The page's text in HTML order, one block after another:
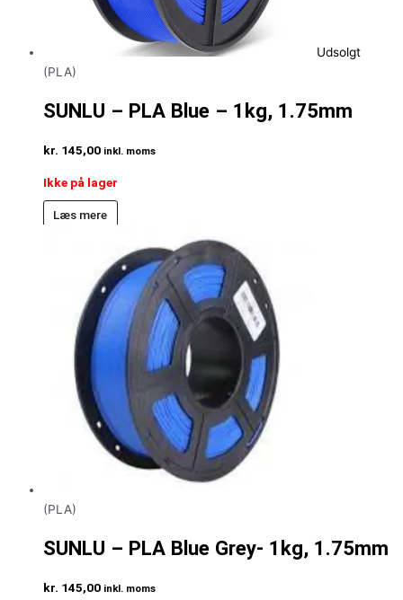
Udsolgt
(PLA)
SUNLU – PLA Blue – 1kg, 1.75mm
kr. 145,00 inkl. moms
Ikke på lager
Læs mere
(PLA)
SUNLU – PLA Blue Grey- 1kg, 1.75mm
kr. 145,00 inkl. moms